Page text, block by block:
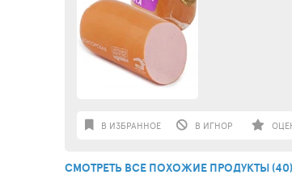
В ИЗБРАННОЕ В ИГНОР
СМОТРЕТЬ ВСЕ ПОХОЖИЕ ПРОДУКТЫ (40)